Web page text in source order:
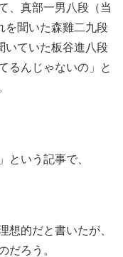
、真部一男八段（当
を聞いた森雞二九段
いていた板谷進八段
るんじゃないの」と
」という記事で、
的だと書いたが、
だろう。